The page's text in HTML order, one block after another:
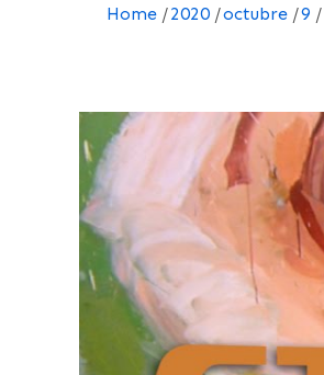
Home 2020 octubre 9